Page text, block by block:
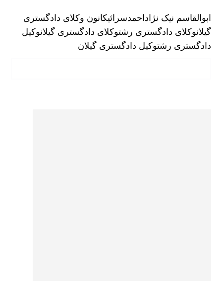
ابوالقاسم نیک نژاداحمدسرائیکانون وکلای دادگستری
گیلانوکلای دادگستری رشتوکلای دادگستری گیلانوکیل
دادگستری رشتوکیل دادگستری گیلان